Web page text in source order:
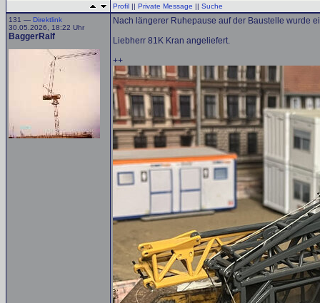
Profil || Private Message || Suche
131 — Direktlink
30.05.2026, 18:22 Uhr
BaggerRalf
Nach längerer Ruhepause auf der Baustelle wurde
Liebherr 81K Kran angeliefert.
++